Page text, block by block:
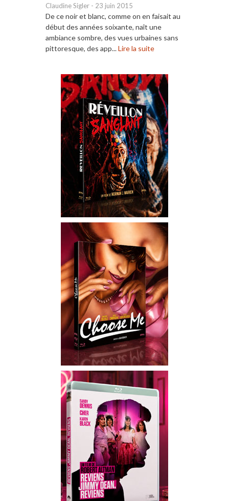
Claudine Sigler - 23 juin 2015
De ce noir et blanc, comme on en faisait au
début des années soixante, naît une
ambiance sombre, des vues urbaines sans
pittoresque, des app...Lire la suite